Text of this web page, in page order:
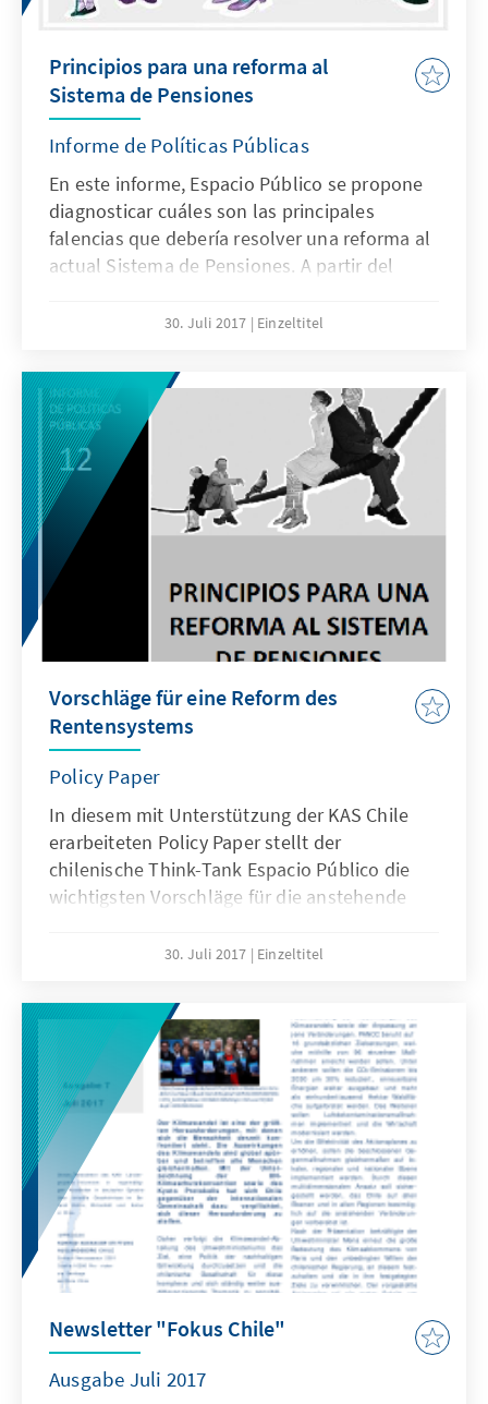
Principios para una reforma al
Sistema de Pensiones
Informe de Políticas Públicas
En este informe, Espacio Público se propone
diagnosticar cuáles son las principales
falencias que debería resolver una reforma al
actual Sistema de Pensiones. A partir del
describen las percepciones ciudadanas
principios que, basados en el diagnóstico,
debiesen cumplir las propuestas de reforma
para concitar, si no entusiasmo, al menos una
amplia aceptación pública.
30. Juli 2017 Einzeltitel
Vorschläge für eine Reform des
Rentensystems
Policy Paper
In diesem mit Unterstützung der KAS Chile
erarbeiteten Policy Paper stellt der
chilenische Think-Tank Espacio Público die
wichtigsten Vorschläge für die anstehende
und analysiert diese. Abgesehen von einer
Machbarkeitsanalyse werden die Eindrücke
der Bürger in Bezug auf das aktuell
bestehende System beschrieben und -
basierend auf dieser Diagnose - Prinzipien
definiert, welche eine Reform erfüllen sollte,
um eine breite Akzeptanz in der Öffentlichkeit
zu finden.
30. Juli 2017 Einzeltitel
Newsletter "Fokus Chile"
Ausgabe Juli 2017